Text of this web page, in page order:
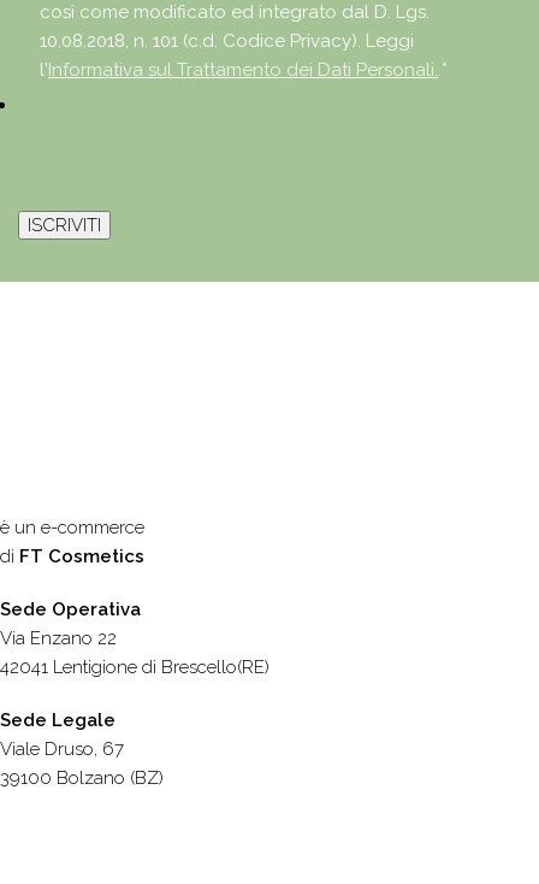
così come modificato ed integrato dal D. Lgs.
10.08.2018, n. 101 (c.d. Codice Privacy). Leggi
l'Informativa sul Trattamento dei Dati Personali..*
è un e-commerce
di FT Cosmetics
Sede Operativa
Via Enzano 22
42041 Lentigione di Brescello(RE)
Sede Legale
Viale Druso, 67
39100 Bolzano (BZ)